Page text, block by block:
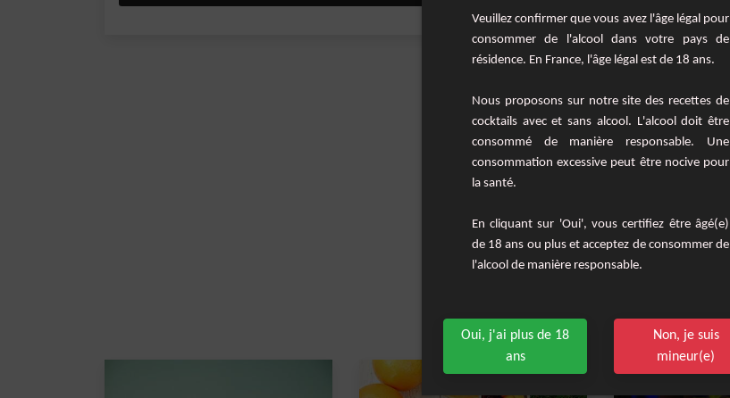
Les cocktails similaires
Veuillez confirmer que vous avez l'âge légal pour
consommer de l'alcool dans votre pays de
résidence. En France, l'âge légal est de 18 ans.
Nous proposons sur notre site des recettes de
cocktails avec et sans alcool. L'alcool doit être
consommé de manière responsable. Une
consommation excessive peut être nocive pour
la santé.
En cliquant sur 'Oui', vous certifiez être âgé(e)
de 18 ans ou plus et acceptez de consommer de
l'alcool de manière responsable.
Oui, j'ai plus de 18
ans
Non, je suis
mineur(e)